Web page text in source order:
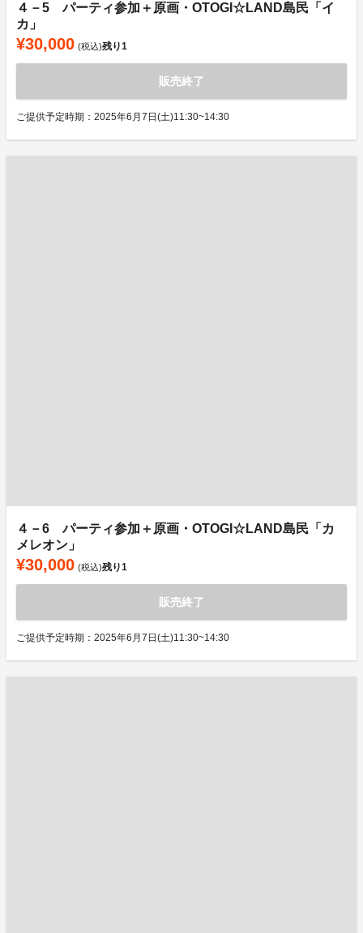
４－5 パーティ参加＋原画・OTOGI☆LAND島民「イ
カ」
¥30,000 (税込)残り1
販売終了
ご提供予定時期：2025年6月7日(土)11:30~14:30
４－6 パーティ参加＋原画・OTOGI☆LAND島民「カ
メレオン」
¥30,000 (税込)残り1
販売終了
ご提供予定時期：2025年6月7日(土)11:30~14:30